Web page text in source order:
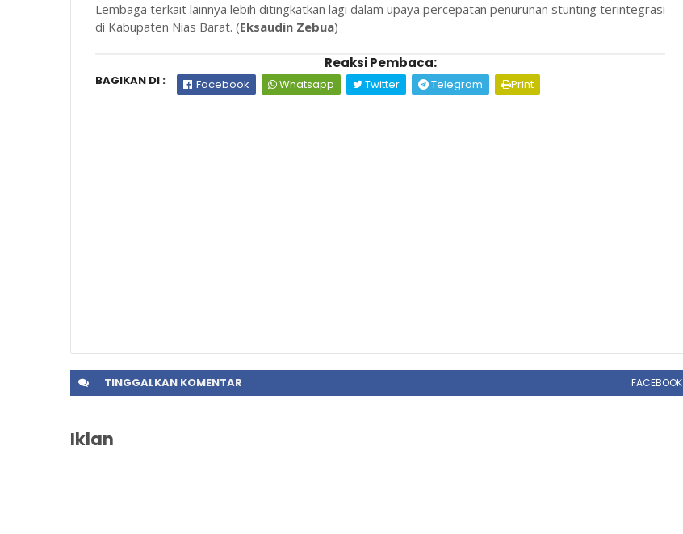
Lembaga terkait lainnya lebih ditingkatkan lagi dalam upaya percepatan penurunan stunting terintegrasi
di Kabupaten Nias Barat. (Eksaudin Zebua)
Reaksi Pembaca:
BAGIKAN DI : Facebook Whatsapp Twitter Telegram Print
TINGGALKAN KOMENTAR FACEBOOK
Iklan